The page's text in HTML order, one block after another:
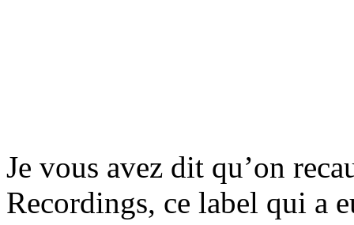
Je vous avez dit qu’on
Recordings, ce label qui a